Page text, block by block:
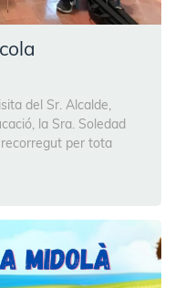
del Sr. Alcalde,
la Sra. Soledad
per tota